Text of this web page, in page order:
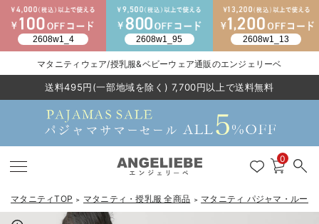
マタニティウェア/授乳服&ベビーウェア通販のエンジェリーベ
2026/NewArrival
送料495円(一部地域を除く) 7,700円以上で送料無料
LINE お友達登録で500円OFF click
0
マタニティTOP ＞ マタニティ・授乳服 全商品 ＞ マタニティ パジャマ・ルーム